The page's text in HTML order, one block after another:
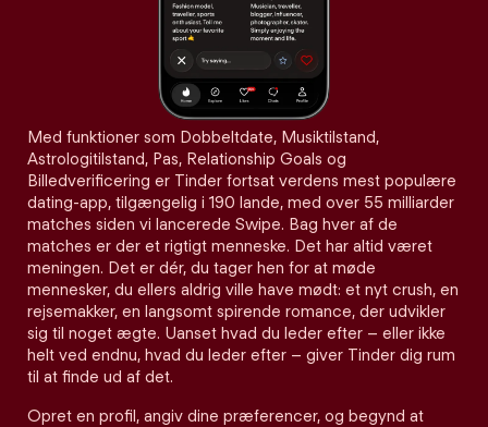
Med funktioner som Dobbeltdate, Musiktilstand,
Astrologitilstand, Pas, Relationship Goals og
Billedverificering er Tinder fortsat verdens mest populære
dating-app, tilgængelig i 190 lande, med over 55 milliarder
matches siden vi lancerede Swipe. Bag hver af de
matches er der et rigtigt menneske. Det har altid været
meningen. Det er dér, du tager hen for at møde
mennesker, du ellers aldrig ville have mødt: et nyt crush, en
rejsemakker, en langsomt spirende romance, der udvikler
sig til noget ægte. Uanset hvad du leder efter – eller ikke
helt ved endnu, hvad du leder efter – giver Tinder dig rum
til at finde ud af det.
Opret en profil, angiv dine præferencer, og begynd at